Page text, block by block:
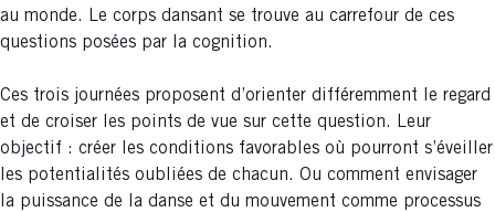
au monde. Le corps dansant se trouve au carrefour de ces
questions posées par la cognition.
Ces trois journées proposent d’orienter différemment le regard
et de croiser les points de vue sur cette question. Leur
objectif : créer les conditions favorables où pourront s’éveiller
les potentialités oubliées de chacun. Ou comment envisager
la puissance de la danse et du mouvement comme processus